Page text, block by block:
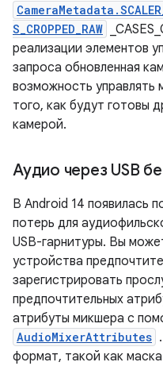
S_CROPPED_RAW
реализации элементов
запроса обновленная
возможность
того, как будут готовы
камерой.
Аудио через USB
В Android 14 появилась
потерь для
USB-гарнитуры. Вы
устройства
зарегистрировать
предпочтительных
атрибуты микшера с
AudioMixerAttributes
формат, такой как